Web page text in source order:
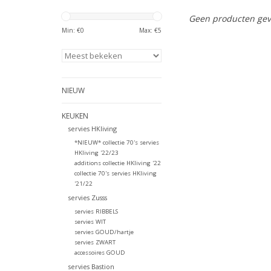
Min: €0 Max: €5
NIEUW
KEUKEN
servies HKliving
*NIEUW* collectie 70's servies
HKliving '22/23
additions collectie HKliving '22
collectie 70's servies HKliving
'21/22
servies Zusss
servies RIBBELS
servies WIT
servies GOUD/hartje
servies ZWART
accessoires GOUD
servies Bastion
Geen producten